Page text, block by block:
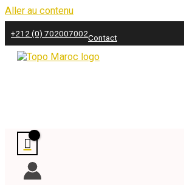
Aller au contenu
+212 (0) 702007002Contact